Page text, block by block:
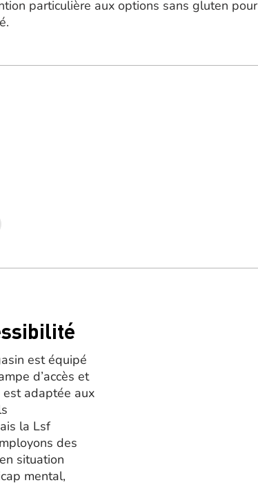
particulière aux options sans gluten pour
est équipé
d’accès et
adaptée aux
la Lsf
des
situation
mental,